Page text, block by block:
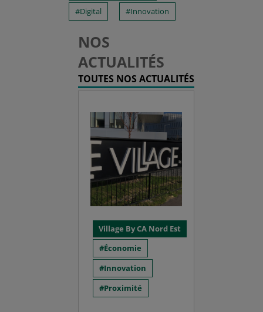
Digital
Innovation
NOS
ACTUALITÉS
TOUTES NOS ACTUALITÉS
Village By CA Nord Est
Économie
Innovation
Proximité